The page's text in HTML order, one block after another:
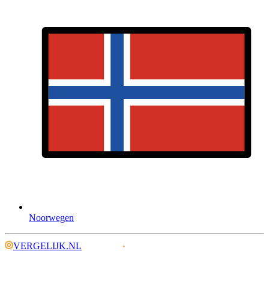
Noorwegen
VERGELIJK.NL